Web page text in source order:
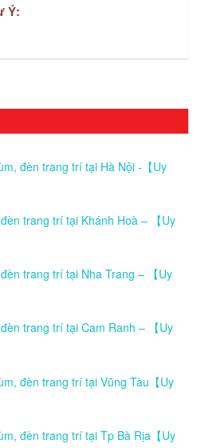
Ý:
đèn trang trí tại Hà Nội -【Uy
trang trí tại Khánh Hoà – 【Uy
trang trí tại Nha Trang – 【Uy
trang trí tại Cam Ranh – 【Uy
đèn trang trí tại Vũng Tàu【Uy
đèn trang trí tại Tp Bà Rịa【Uy